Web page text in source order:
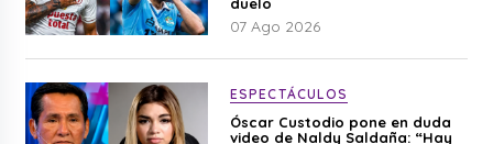
07 Ago 2026
ESPECTÁCULOS
Óscar Custodio pone en duda
video de Naldy Saldaña: “Hay